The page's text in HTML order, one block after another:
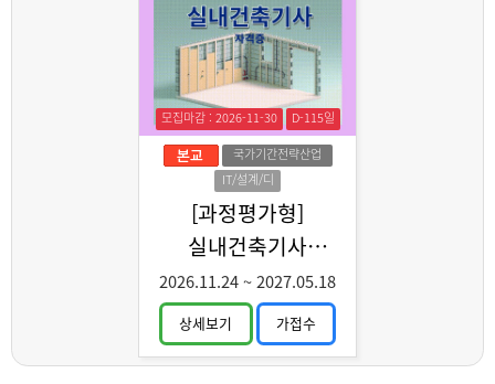
모집마감 : 2026-11-30
D-115일
국가기간전략산업
IT/설계/디
자인
[과정평가형]
실내건축기사
취득과정 C
2026.11.24~2027.05.18
상세보기 가접수